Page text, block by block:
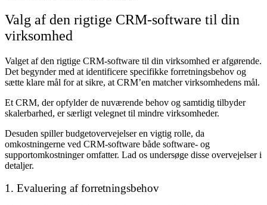
Valg af den rigtige CRM-software til din
virksomhed
Valget af den rigtige CRM-software til din virksomhed er afgørende.
Det begynder med at identificere specifikke forretningsbehov og
sætte klare mål for at sikre, at CRM’en matcher virksomhedens mål.
Et CRM, der opfylder de nuværende behov og samtidig tilbyder
skalerbarhed, er særligt velegnet til mindre virksomheder.
Desuden spiller budgetovervejelser en vigtig rolle, da
omkostningerne ved CRM-software både software- og
supportomkostninger omfatter. Lad os undersøge disse overvejelser i
detaljer.
1. Evaluering af forretningsbehov